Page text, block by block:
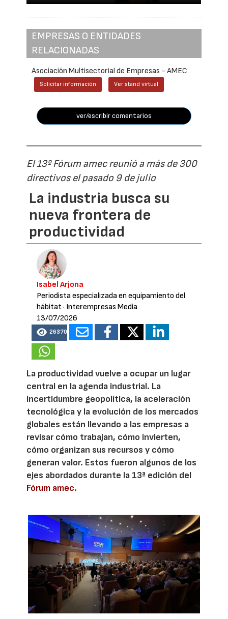
EMPRESAS O ENTIDADES
RELACIONADAS
Asociación Multisectorial de Empresas - AMEC
Solicitar información Ver stand virtual
ver/escribir comentarios
El 13º Fórum amec reunió a más de 300
directivos el pasado 9 de julio
La industria busca su
nueva frontera de
productividad
Isabel Arjona
Periodista especializada en equipamiento del
hábitat · Interempresas Media
13/07/2026
26370
La productividad vuelve a ocupar un lugar
central en la agenda industrial. La
incertidumbre geopolítica, la aceleración
tecnológica y la evolución de los mercados
globales están llevando a las empresas a
revisar cómo trabajan, cómo invierten,
cómo organizan sus recursos y cómo
generan valor. Estos fueron algunos de los
ejes abordados durante la 13ª edición del
Fórum amec.